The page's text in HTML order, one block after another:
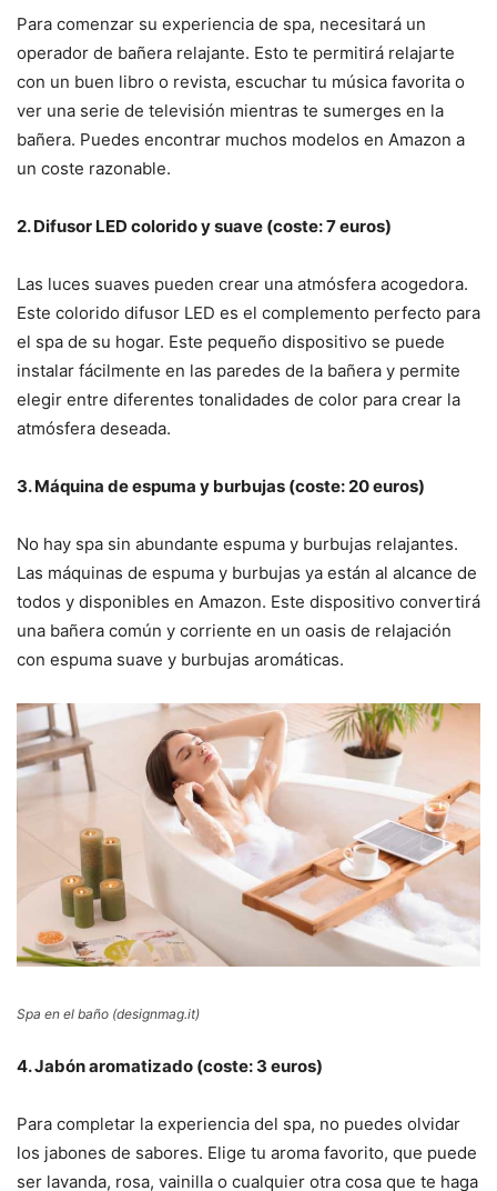
Para comenzar su experiencia de spa, necesitará un
operador de bañera relajante. Esto te permitirá relajarte
con un buen libro o revista, escuchar tu música favorita o
ver una serie de televisión mientras te sumerges en la
bañera. Puedes encontrar muchos modelos en Amazon a
un coste razonable.
2. Difusor LED colorido y suave (coste: 7 euros)
Las luces suaves pueden crear una atmósfera acogedora.
Este colorido difusor LED es el complemento perfecto para
el spa de su hogar. Este pequeño dispositivo se puede
instalar fácilmente en las paredes de la bañera y permite
elegir entre diferentes tonalidades de color para crear la
atmósfera deseada.
3. Máquina de espuma y burbujas (coste: 20 euros)
No hay spa sin abundante espuma y burbujas relajantes.
Las máquinas de espuma y burbujas ya están al alcance de
todos y disponibles en Amazon. Este dispositivo convertirá
una bañera común y corriente en un oasis de relajación
con espuma suave y burbujas aromáticas.
Spa en el baño (designmag.it)
4. Jabón aromatizado (coste: 3 euros)
Para completar la experiencia del spa, no puedes olvidar
los jabones de sabores. Elige tu aroma favorito, que puede
ser lavanda, rosa, vainilla o cualquier otra cosa que te haga